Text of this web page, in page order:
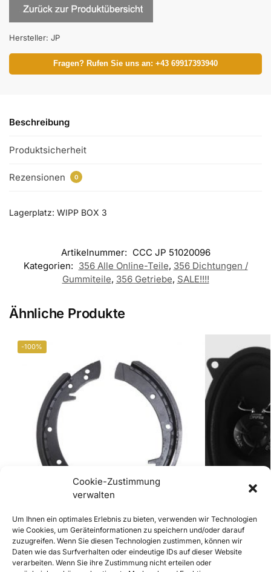
Cookie-Zustimmung
verwalten
Um Ihnen ein optimales Erlebnis zu bieten, verwenden wir Technologien
wie Cookies, um Geräteinformationen zu speichern und/oder darauf
zuzugreifen. Wenn Sie diesen Technologien zustimmen, können wir
Daten wie das Surfverhalten oder eindeutige IDs auf dieser Website
verarbeiten. Wenn Sie ihre Zustimmung nicht erteilen oder
Hersteller: JP
Fragen? Rufen Sie uns an: +43 69917393940
Beschreibung
Produktsicherheit
Rezensionen 0
Lagerplatz: WIPP BOX 3
Artikelnummer: CCC JP 51020096
Kategorien: 356 Alle Online-Teile, 356 Dichtungen /
Gummiteile, 356 Getriebe, SALE!!!!
Ähnliche Produkte
-100%
1 Satz (2Stück) Original 356 Bremsbacken im
Tausch (7 mm)
€139,00 €0,00 inkl. Mwst
356 A und
Stück)